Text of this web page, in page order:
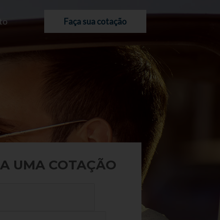
Faça sua cotação
UMA COTAÇÃO